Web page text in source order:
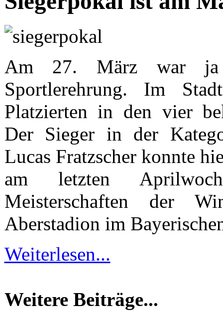
Am 27. März war ja
Sportlerehrung. Im
Platzierten in den vier
Der Sieger in der
Lucas Fratzscher konnte
am letzten
Meisterschaften der
Aberstadion im
Weiterlesen...
Weitere Beiträge...